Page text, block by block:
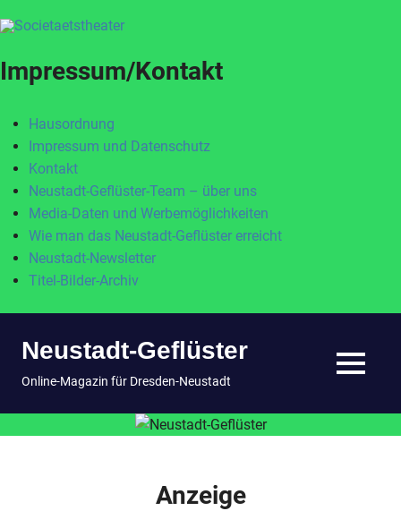
Impressum/Kontakt
Hausordnung
Impressum und Datenschutz
Kontakt
Neustadt-Geflüster-Team – über uns
Media-Daten und Werbemöglichkeiten
Wie man das Neustadt-Geflüster erreicht
Neustadt-Newsletter
Titel-Bilder-Archiv
InhaltNeustadt-Geflüster
Online-Magazin für Dresden-Neustadt MENÜ
Anzeige